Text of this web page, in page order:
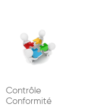
Contrôle
Conformité